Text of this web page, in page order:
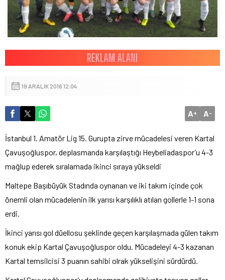
19 ARALIK 2016 12:04
A+ A-
İstanbul 1. Amatör Lig 15. Gurupta zirve mücadelesi veren Kartal
Çavuşoğluspor, deplasmanda karşılaştığı Heybeliadaspor’u 4-3
mağlup ederek sıralamada ikinci sıraya yükseldi
Maltepe Başıbüyük Stadında oynanan ve iki takım içinde çok
önemli olan mücadelenin ilk yarısı karşılıklı atılan gollerle 1-1 sona
erdi.
İkinci yarısı gol düellosu şeklinde geçen karşılaşmada gülen takım
konuk ekip Kartal Çavuşoğluspor oldu. Mücadeleyi 4-3 kazanan
Kartal temsilcisi 3 puanın sahibi olrak yükselişini sürdürdü.